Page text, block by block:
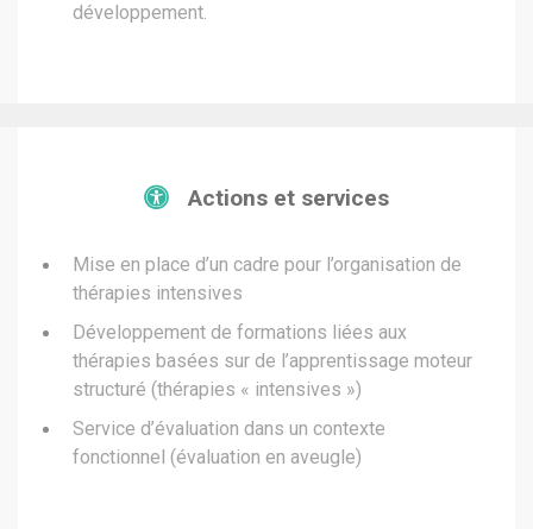
développement.
Actions et services
Mise en place d’un cadre pour l’organisation de
thérapies intensives
Développement de formations liées aux
thérapies basées sur de l’apprentissage moteur
structuré (thérapies « intensives »)
Service d’évaluation dans un contexte
fonctionnel (évaluation en aveugle)